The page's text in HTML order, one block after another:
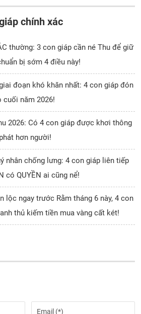
chính xác
thường: 3 con giáp cần né Thu để giữ
bị sớm 4 điều này!
đoạn khó khăn nhất: 4 con giáp đón
cuối năm 2026!
2026: Có 4 con giáp được khơi thông
hơn người!
nhân chống lưng: 4 con giáp liên tiếp
có QUYỀN ai cũng nể!
lộc ngay trước Rằm tháng 6 này, 4 con
thủ kiếm tiền mua vàng cất két!